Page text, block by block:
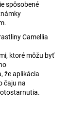
spôsobené
Camellia
ktoré môžu byť
že aplikácia
čaju na